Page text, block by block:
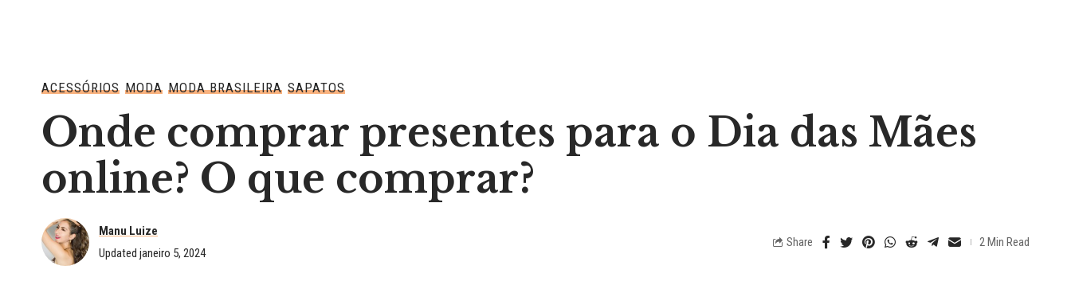
ACESSÓRIOS MODA MODA BRASILEIRA SAPATOS
Onde comprar presentes para o Dia das Mães
online? O que comprar?
Manu Luize
Updated janeiro 5, 2024
Share 2 Min Read